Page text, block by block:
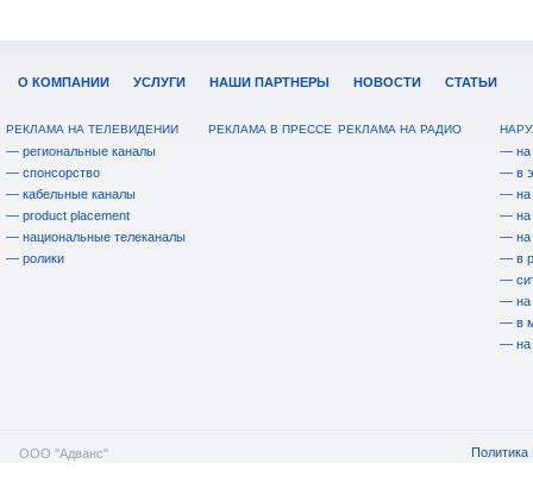
О КОМПАНИИ УСЛУГИ НАШИ ПАРТНЕРЫ НОВОСТИ СТАТЬИ
РЕКЛАМА НА ТЕЛЕВИДЕНИИ
— региональные каналы
— спонсорство
— кабельные каналы
— product placement
— национальные телеканалы
— ролики
РЕКЛАМА В ПРЕССЕ РЕКЛАМА НА РАДИО
— на
— в
— на
— на
— на
— в
—
— на
— в
— на
ООО "Адванс" Политика